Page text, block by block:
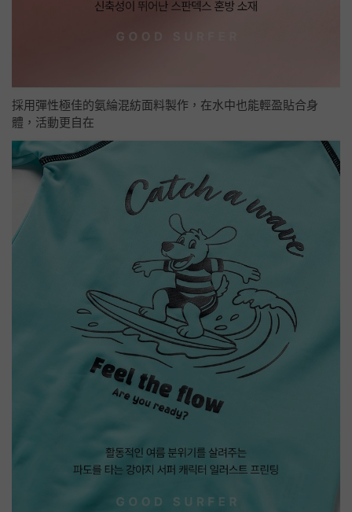
採用彈性極佳的氨綸混紡面料製作，在水中也能輕盈貼合身
體，活動更自在